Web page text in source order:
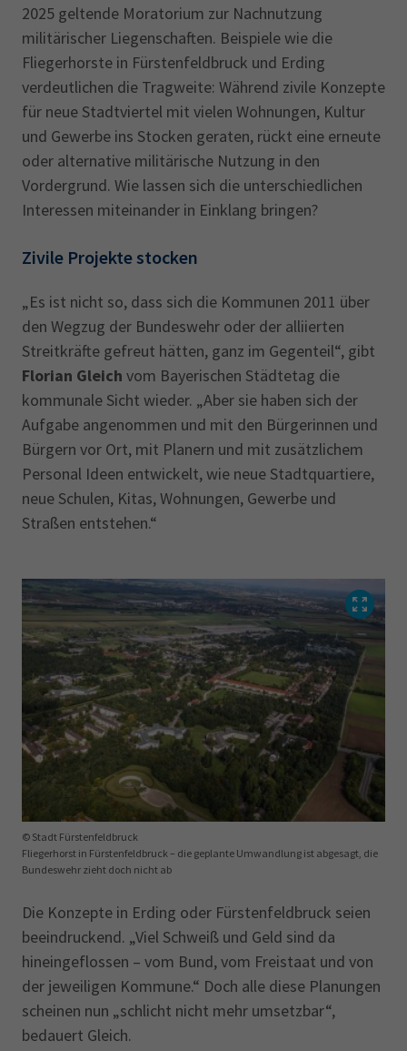
2025 geltende Moratorium zur Nachnutzung
militärischer Liegenschaften. Beispiele wie die
Fliegerhorste in Fürstenfeldbruck und Erding
verdeutlichen die Tragweite: Während zivile Konzepte
für neue Stadtviertel mit vielen Wohnungen, Kultur
und Gewerbe ins Stocken geraten, rückt eine erneute
oder alternative militärische Nutzung in den
Vordergrund. Wie lassen sich die unterschiedlichen
Interessen miteinander in Einklang bringen?
Zivile Projekte stocken
„Es ist nicht so, dass sich die Kommunen 2011 über
den Wegzug der Bundeswehr oder der alliierten
Streitkräfte gefreut hätten, ganz im Gegenteil“, gibt
Florian Gleich vom Bayerischen Städtetag die
kommunale Sicht wieder. „Aber sie haben sich der
Aufgabe angenommen und mit den Bürgerinnen und
Bürgern vor Ort, mit Planern und mit zusätzlichem
Personal Ideen entwickelt, wie neue Stadtquartiere,
neue Schulen, Kitas, Wohnungen, Gewerbe und
Straßen entstehen.“
Fliegerhorst in Fürstenfeldbruck – die geplante Umwandlung ist abgesagt, die
Bundeswehr zieht doch nicht ab
© Stadt Fürstenfeldbruck
Die Konzepte in Erding oder Fürstenfeldbruck seien
beeindruckend. „Viel Schweiß und Geld sind da
hineingeflossen – vom Bund, vom Freistaat und von
der jeweiligen Kommune.“ Doch alle diese Planungen
scheinen nun „schlicht nicht mehr umsetzbar“,
bedauert Gleich.